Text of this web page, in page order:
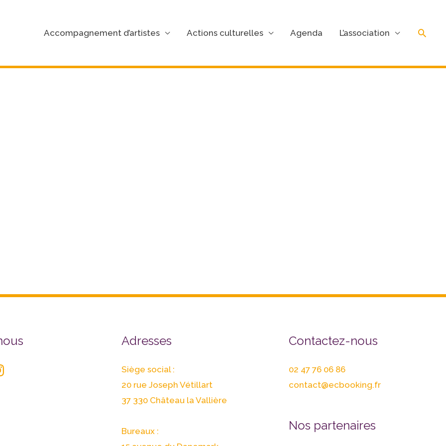
Accompagnement d’artistes Actions culturelles Agenda L’association
Adresses
Siège social :
20 rue Joseph Vétillart
37 330 Château la Vallière
Bureaux :
Contactez-nous
02 47 76 06 86
contact@ecbooking.fr
Nos partenaires